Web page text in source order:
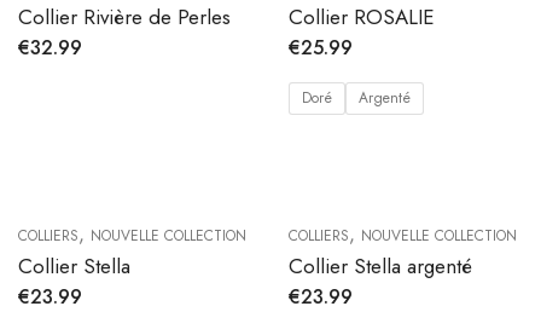
Collier Rivière de Perles
€32.99
Collier ROSALIE
€25.99
Doré Argenté
COLLIERS, NOUVELLE COLLECTION
Collier Stella
€23.99
COLLIERS, NOUVELLE COLLECTION
Collier Stella argenté
€23.99